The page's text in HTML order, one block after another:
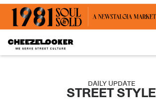
DAILY UPDATE
STREET STYLE